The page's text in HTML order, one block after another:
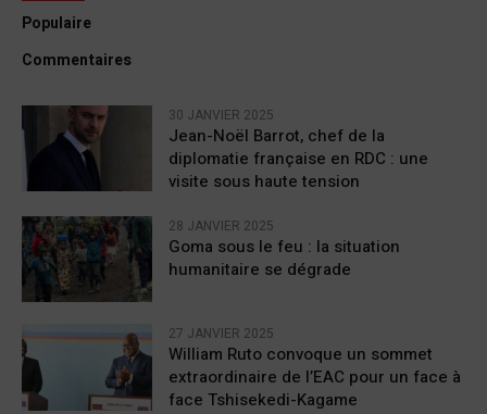
Populaire
Commentaires
30 JANVIER 2025
Jean-Noël Barrot, chef de la
diplomatie française en RDC : une
visite sous haute tension
28 JANVIER 2025
Goma sous le feu : la situation
humanitaire se dégrade
27 JANVIER 2025
William Ruto convoque un sommet
extraordinaire de l’EAC pour un face à
face Tshisekedi-Kagame